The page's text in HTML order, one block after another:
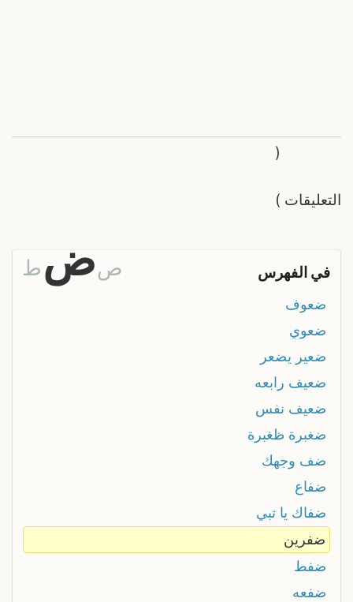
التعليقات
(
)
في الفهرس صضط
ضعوف
ضعوي
ضعير يضعر
ضعيف رابعه
ضعيف نفس
ضغبرة ظغبرة
ضف وجهك
ضفاع
ضفاك يا تبي
ضفرين
ضفط
ضفعه